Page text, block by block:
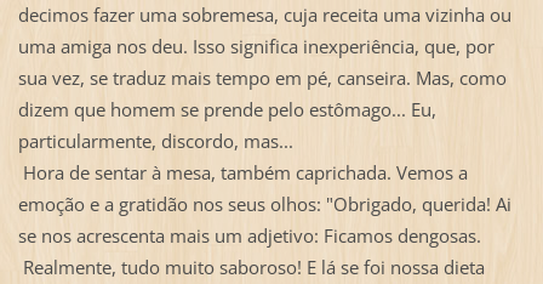
decimos fazer uma sobremesa, cuja receita uma vizinha ou
uma amiga nos deu. Isso significa inexperiência, que, por
sua vez, se traduz mais tempo em pé, canseira. Mas, como
dizem que homem se prende pelo estômago... Eu,
particularmente, discordo, mas...
Hora de sentar à mesa, também caprichada. Vemos a
emoção e a gratidão nos seus olhos: "Obrigado, querida! Ai
se nos acrescenta mais um adjetivo: Ficamos dengosas.
Realmente, tudo muito saboroso! E lá se foi nossa dieta